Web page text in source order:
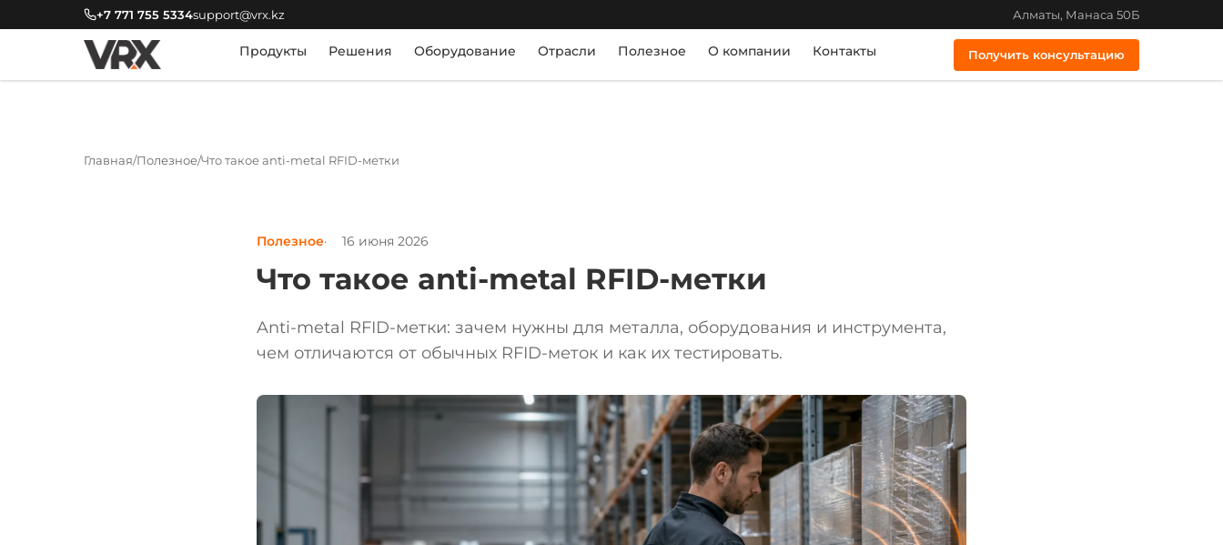
+7 771 755 5334support@vrx.kz Алматы, Манаса 50Б
Продукты Решения Оборудование Отрасли Полезное О компании Контакты Получить консультацию
Главная Полезное Что такое anti-metal RFID-метки
Полезное 16 июня 2026
Что такое anti-metal RFID-метки
Anti-metal RFID-метки: зачем нужны для металла, оборудования и инструмента,
чем отличаются от обычных RFID-меток и как их тестировать.